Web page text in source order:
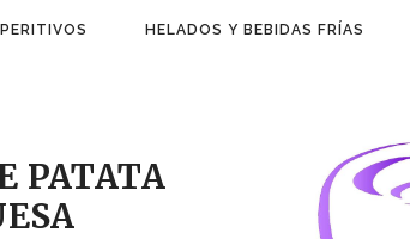
HELADOS Y BEBIDAS FRÍAS
PATATA